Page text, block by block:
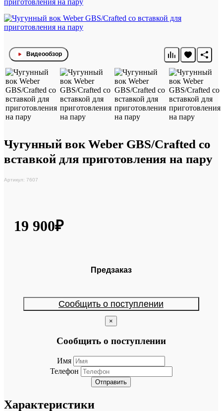
Видеообзор
Чугунный вок Weber GBS/Crafted со
вставкой для приготовления на пару
Артикул: 7607
19 900₽
Предзаказ
Сообщить о поступлении
×
Сообщить о поступлении
Имя
Телефон
Отправить
Характеристики